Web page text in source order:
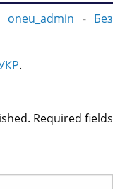
oneu_admin - Без
.
Required fields